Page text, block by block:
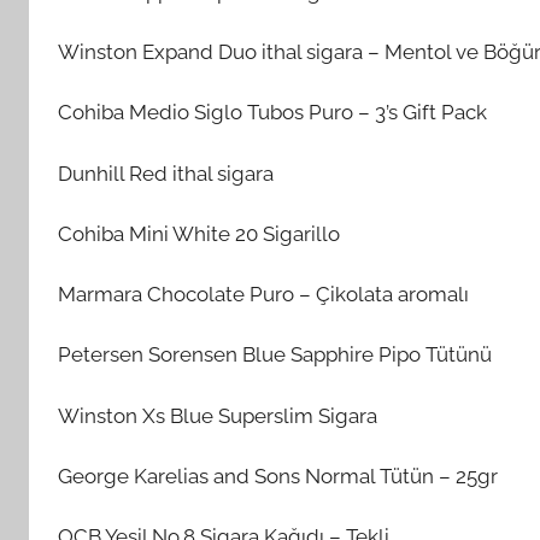
Winston Expand Duo ithal sigara – Mentol ve
Cohiba Medio Siglo Tubos Puro – 3’s Gift Pack
Dunhill Red ithal sigara
Cohiba Mini White 20 Sigarillo
Marmara Chocolate Puro – Çikolata aromalı
Petersen Sorensen Blue Sapphire Pipo Tütünü
Winston Xs Blue Superslim Sigara
George Karelias and Sons Normal Tütün – 25gr